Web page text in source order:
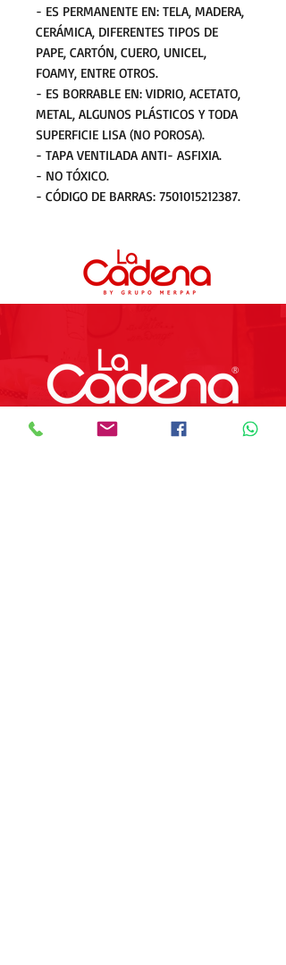
- ES PERMANENTE EN: TELA, MADERA,
CERÁMICA, DIFERENTES TIPOS DE
PAPE, CARTÓN, CUERO, UNICEL,
FOAMY, ENTRE OTROS.
- ES BORRABLE EN: VIDRIO, ACETATO,
METAL, ALGUNOS PLÁSTICOS Y TODA
SUPERFICIE LISA (NO POROSA).
- TAPA VENTILADA ANTI- ASFIXIA.
- NO TÓXICO.
- CÓDIGO DE BARRAS: 7501015212387.